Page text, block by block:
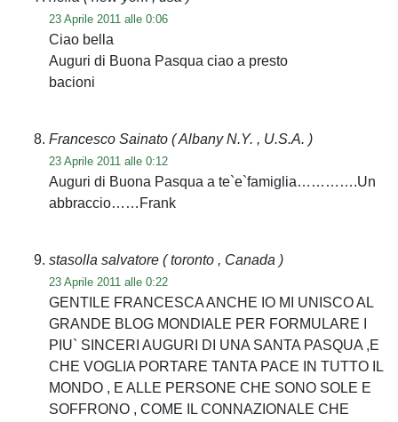
23 Aprile 2011 alle 0:06
Ciao bella
Auguri di Buona Pasqua ciao a presto
bacioni
Francesco Sainato ( Albany N.Y. , U.S.A. )
23 Aprile 2011 alle 0:12
Auguri di Buona Pasqua a te`e`famiglia………….Un
abbraccio……Frank
stasolla salvatore ( toronto , Canada )
23 Aprile 2011 alle 0:22
GENTILE FRANCESCA ANCHE IO MI UNISCO AL
GRANDE BLOG MONDIALE PER FORMULARE I
PIU` SINCERI AUGURI DI UNA SANTA PASQUA ,E
CHE VOGLIA PORTARE TANTA PACE IN TUTTO IL
MONDO , E ALLE PERSONE CHE SONO SOLE E
SOFFRONO , COME IL CONNAZIONALE CHE